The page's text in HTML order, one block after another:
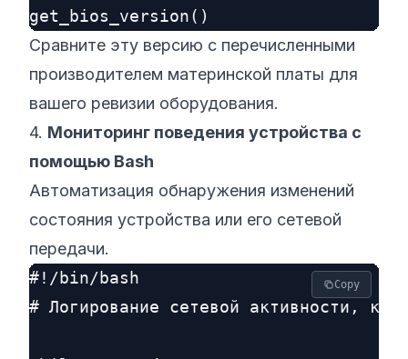
Сравните эту версию с перечисленными
производителем материнской платы для
вашего ревизии оборудования.
4. Мониторинг поведения устройства с
помощью Bash
Автоматизация обнаружения изменений
состояния устройства или его сетевой
передачи.
#!/bin/bash
# Логирование сетевой активности,
Copy